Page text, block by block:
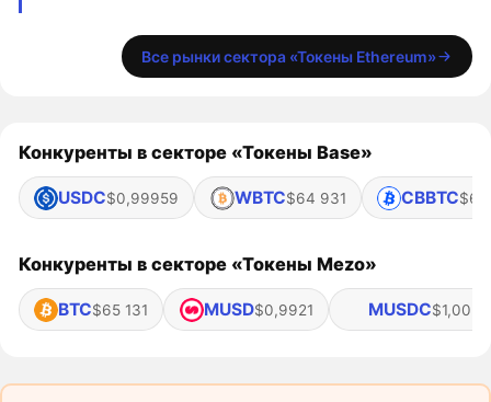
Все рынки сектора «Токены Ethereum»
Конкуренты в секторе «Токены Base»
USDC$0,99959 WBTC$64 931 CBBTC$64
Конкуренты в секторе «Токены Mezo»
BTC$65 131 MUSD$0,9921 MUSDC$1,003